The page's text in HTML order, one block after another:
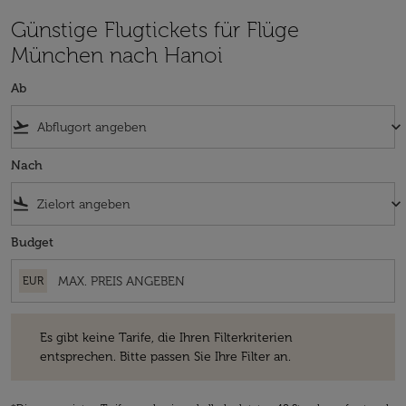
Günstige Flugtickets für Flüge
München nach Hanoi
Ab
flight_takeoff keyboard_arrow_down
Nach
flight_land keyboard_arrow_down
Budget
EUR
Es gibt keine Tarife, die Ihren Filterkriterien
entsprechen. Bitte passen Sie Ihre Filter an.